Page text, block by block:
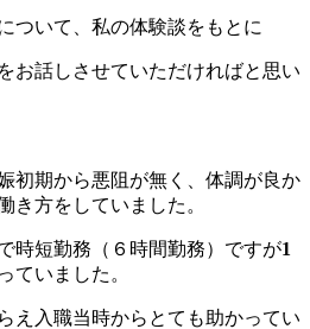
ついて、私の体験談をもとに
お話しさせていただければと思い
初期から悪阻が無く、体調が良か
き方をしていました。
時短勤務（６時間勤務）ですが1
ていました。
え入職当時からとても助かってい